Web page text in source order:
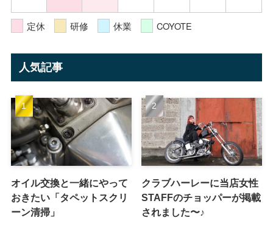
定休 研修 休業 COYOTE
人気記事
オイル交換と一緒にやって
おきたい「タペットスクリ
ーン清掃」
クラブハーレーに当店女性
STAFFのチョッパーが掲載
されました〜♪